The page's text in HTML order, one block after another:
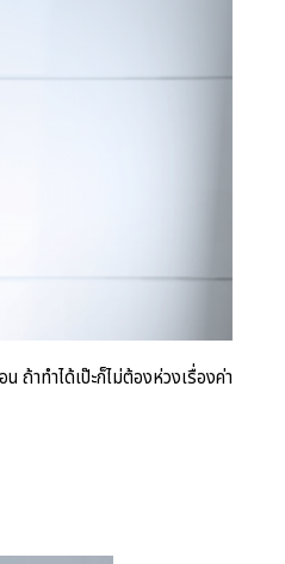
ถ้าทำได้เป๊ะก็ไม่ต้องห่วงเรื่องค่า